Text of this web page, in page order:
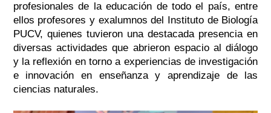
profesionales de la educación de todo el país, entre
ellos profesores y exalumnos del Instituto de Biología
PUCV, quienes tuvieron una destacada presencia en
diversas actividades que abrieron espacio al diálogo
y la reflexión en torno a experiencias de investigación
e innovación en enseñanza y aprendizaje de las
ciencias naturales.